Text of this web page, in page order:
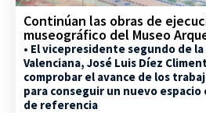
Continúan las obras de
museográfico del Museo
• El vicepresidente segundo de
Valenciana, José Luis Díez
comprobar el avance de los
para conseguir un nuevo
de referencia